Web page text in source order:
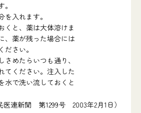
を入れます。
くと、薬は大体溶けま
、薬が残った場合には
ださい。
めたらいつも通り、
てください。注入した
水で洗い流しておくと
医連新聞 第1299号 2003年2月1日）